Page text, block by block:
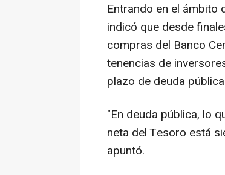
Entrando en el ámbito
indicó que desde
compras del Banco
tenencias de
plazo de deuda
"En deuda pública, lo
neta del Tesoro está
apuntó.